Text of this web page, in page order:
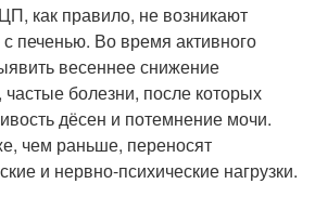
как правило, не возникают
печенью. Во время активного
весеннее снижение
частые болезни, после которых
дёсен и потемнение мочи.
чем раньше, переносят
и нервно-психические нагрузки.